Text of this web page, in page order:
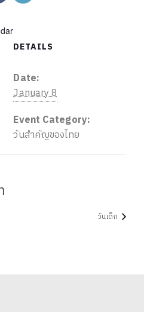
DETAILS
Date:
January 8
Event Category:
วันสำคัญของไทย
วันเด็ก